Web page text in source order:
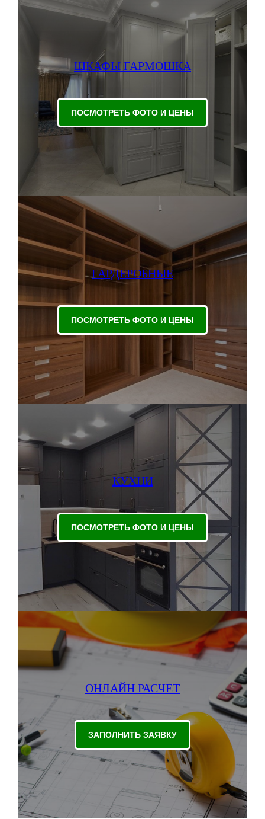
ШКАФЫ ГАРМОШКА
ПОСМОТРЕТЬ ФОТО И ЦЕНЫ
ГАРДЕРОБНЫЕ
ПОСМОТРЕТЬ ФОТО И ЦЕНЫ
КУХНИ
ПОСМОТРЕТЬ ФОТО И ЦЕНЫ
ОНЛАЙН РАСЧЕТ
ЗАПОЛНИТЬ ЗАЯВКУ